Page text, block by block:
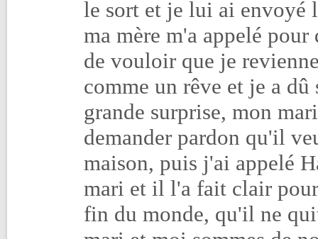
le sort et je lui ai envoyé
ma mère m'a appelé
de vouloir que je
comme un rêve et je a
grande surprise, mon
demander pardon qu'il
maison, puis j'ai appelé
mari et il l'a fait clair
fin du monde, qu'il ne